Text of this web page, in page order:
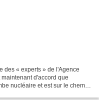
des « experts » de l'Agence
d'accord que
nucléaire et est sur le chemin